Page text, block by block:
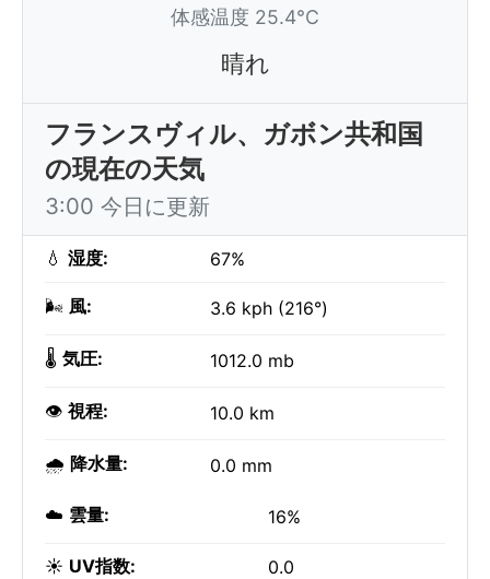
体感温度 25.4°C
晴れ
フランスヴィル、ガボン共和国
の現在の天気
3:00 今日に更新
💧 湿度: 67%
🌬️ 風: 3.6 kph (216°)
🌡️ 気圧: 1012.0 mb
👁️ 視程: 10.0 km
🌧️ 降水量: 0.0 mm
☁️ 雲量: 16%
☀️ UV指数: 0.0